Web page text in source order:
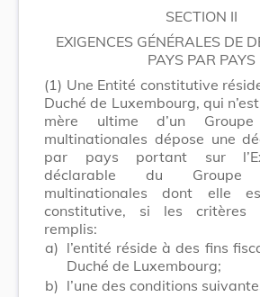
SECTION II
EXIGENCES GÉNÉRALES DE
PAYS PAR PAYS
(1) Une Entité constitutive
Duché de Luxembourg, qui
mère ultime d’un Groupe
multinationales dépose une
par pays portant sur
déclarable du Groupe
multinationales dont elle
constitutive, si les critères
remplis:
a) l’entité réside à des fins
Duché de Luxembourg;
b) l’une des conditions